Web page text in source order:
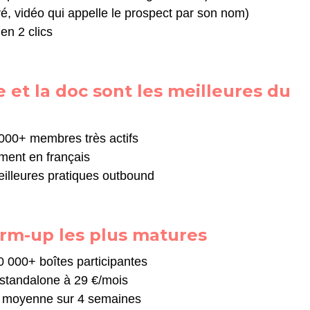
vidéo qui appelle le prospect par son nom)
2 clics
et la doc sont les meilleures du
membres très actifs
en français
pratiques outbound
up les plus matures
000+ boîtes participantes
à 29 €/mois
sur 4 semaines